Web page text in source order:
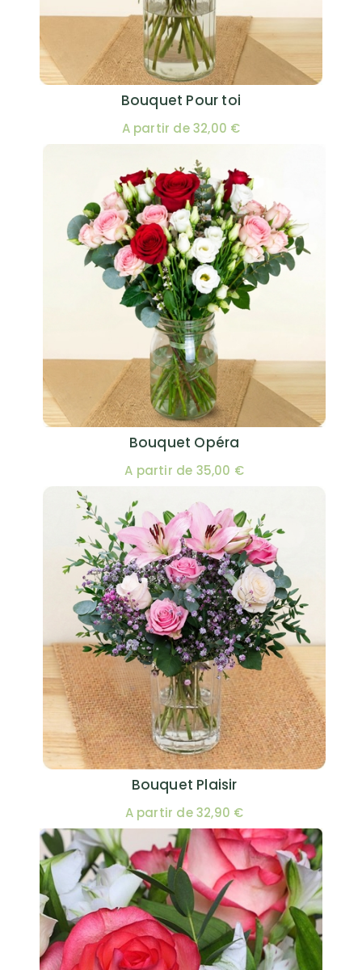
Bouquet Pour toi
A partir de 32,00 €
Bouquet Opéra
A partir de 35,00 €
Bouquet Plaisir
A partir de 32,90 €